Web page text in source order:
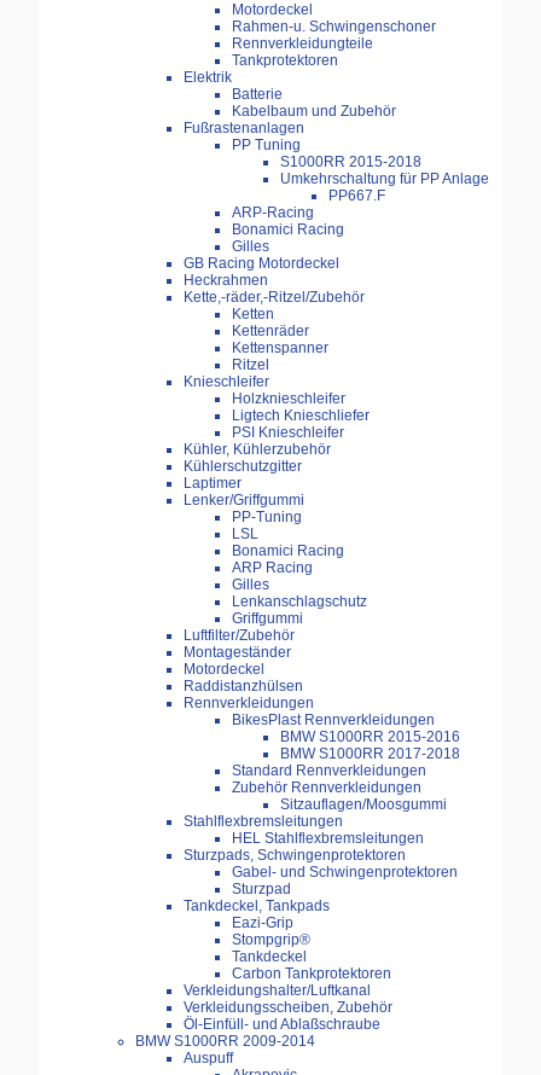
Motordeckel
Rahmen-u. Schwingenschoner
Rennverkleidungteile
Tankprotektoren
Elektrik
Batterie
Kabelbaum und Zubehör
Fußrastenanlagen
PP Tuning
S1000RR 2015-2018
Umkehrschaltung für PP Anlage
PP667.F
ARP-Racing
Bonamici Racing
Gilles
GB Racing Motordeckel
Heckrahmen
Kette,-räder,-Ritzel/Zubehör
Ketten
Kettenräder
Kettenspanner
Ritzel
Knieschleifer
Holzknieschleifer
Ligtech Knieschliefer
PSI Knieschleifer
Kühler, Kühlerzubehör
Kühlerschutzgitter
Laptimer
Lenker/Griffgummi
PP-Tuning
LSL
Bonamici Racing
ARP Racing
Gilles
Lenkanschlagschutz
Griffgummi
Luftfilter/Zubehör
Montageständer
Motordeckel
Raddistanzhülsen
Rennverkleidungen
BikesPlast Rennverkleidungen
BMW S1000RR 2015-2016
BMW S1000RR 2017-2018
Standard Rennverkleidungen
Zubehör Rennverkleidungen
Sitzauflagen/Moosgummi
Stahlflexbremsleitungen
HEL Stahlflexbremsleitungen
Sturzpads, Schwingenprotektoren
Gabel- und Schwingenprotektoren
Sturzpad
Tankdeckel, Tankpads
Eazi-Grip
Stompgrip®
Tankdeckel
Carbon Tankprotektoren
Verkleidungshalter/Luftkanal
Verkleidungsscheiben, Zubehör
Öl-Einfüll- und Ablaßschraube
BMW S1000RR 2009-2014
Auspuff